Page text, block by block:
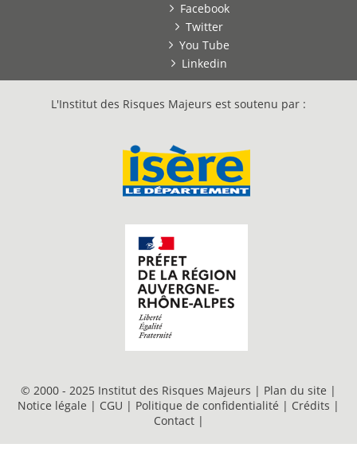
Facebook
Twitter
You Tube
Linkedin
L'Institut des Risques Majeurs est soutenu par :
© 2000 - 2025 Institut des Risques Majeurs | Plan du site |
Notice légale | CGU | Politique de confidentialité | Crédits |
Contact |